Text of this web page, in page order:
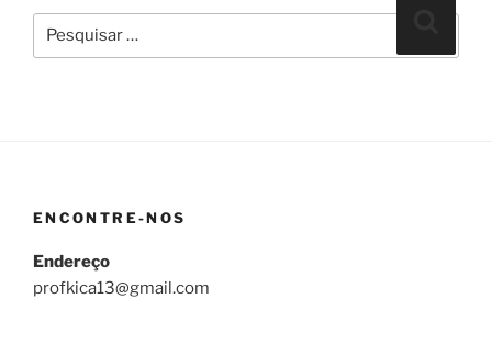
Pesquisar
por:
ENCONTRE-NOS
Endereço
profkica13@gmail.com